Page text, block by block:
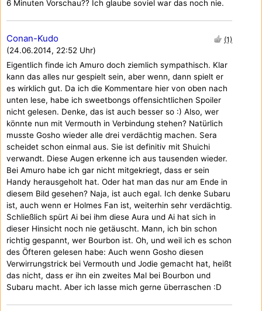
6 Minuten Vorschau?? Ich glaube soviel war das noch nie.
Conan-Kudo
(24.06.2014, 22:52 Uhr)
(1)
Eigentlich finde ich Amuro doch ziemlich sympathisch. Klar
kann das alles nur gespielt sein, aber wenn, dann spielt er
es wirklich gut. Da ich die Kommentare hier von oben nach
unten lese, habe ich sweetbongs offensichtlichen Spoiler
nicht gelesen. Denke, das ist auch besser so :) Also, wer
könnte nun mit Vermouth in Verbindung stehen? Natürlich
musste Gosho wieder alle drei verdächtig machen. Sera
scheidet schon einmal aus. Sie ist definitiv mit Shuichi
verwandt. Diese Augen erkenne ich aus tausenden wieder.
Bei Amuro habe ich gar nicht mitgekriegt, dass er sein
Handy herausgeholt hat. Oder hat man das nur am Ende in
diesem Bild gesehen? Naja, ist auch egal. Ich denke Subaru
ist, auch wenn er Holmes Fan ist, weiterhin sehr verdächtig.
Schließlich spürt Ai bei ihm diese Aura und Ai hat sich in
dieser Hinsicht noch nie getäuscht. Mann, ich bin schon
richtig gespannt, wer Bourbon ist. Oh, und weil ich es schon
des Öfteren gelesen habe: Auch wenn Gosho diesen
Verwirrungstrick bei Vermouth und Jodie gemacht hat, heißt
das nicht, dass er ihn ein zweites Mal bei Bourbon und
Subaru macht. Aber ich lasse mich gerne überraschen :D